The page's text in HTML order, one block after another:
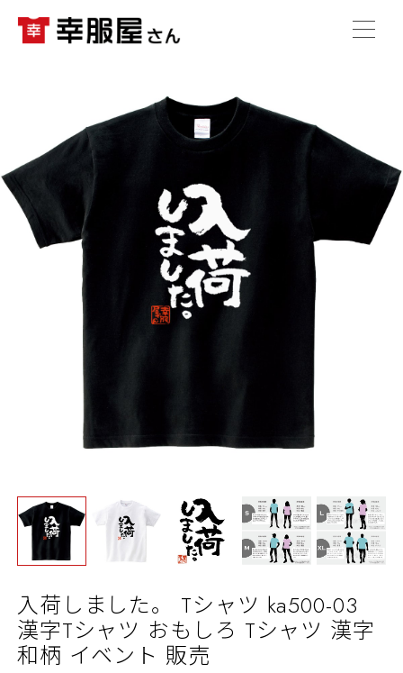
入荷しました。 Tシャツ ka500-03
漢字Tシャツ おもしろ Tシャツ 漢字
和柄 イベント 販売